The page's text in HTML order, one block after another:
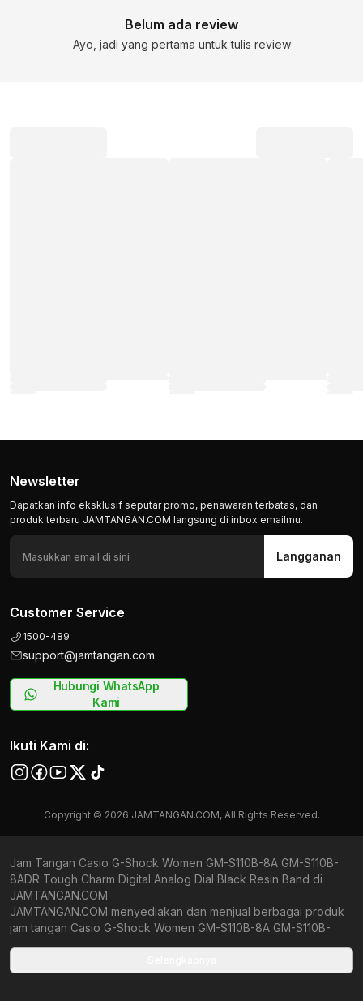
Newsletter
Dapatkan info eksklusif seputar promo, penawaran terbatas, dan
produk terbaru JAMTANGAN.COM langsung di inbox emailmu.
Langganan
Customer Service
1500-489
support@jamtangan.com
Hubungi WhatsApp
Kami
Ikuti Kami di:
Copyright © 2026 JAMTANGAN.COM, All Rights Reserved.
Jam Tangan Casio G-Shock Women GM-S110B-8A GM-S110B-
8ADR Tough Charm Digital Analog Dial Black Resin Band di
JAMTANGAN.COM
JAMTANGAN.COM menyediakan dan menjual berbagai produk
jam tangan Casio G-Shock Women GM-S110B-8A GM-S110B-
Kami berkomitmen untuk memberi penawaran terbaik bagi
Belum ada review
Ayo, jadi yang pertama untuk tulis review